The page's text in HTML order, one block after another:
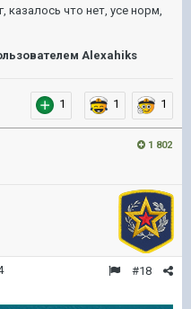
что нет, усе норм,
Alexahiks
1 1 1
1 802
#18